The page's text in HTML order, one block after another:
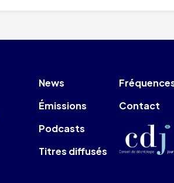
News
Émissions
Podcasts
Titres diffusés
Contact